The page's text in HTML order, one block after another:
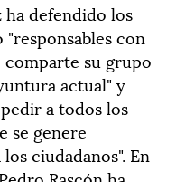
ha defendido los
"responsables con
su grupo
actual" y
a todos los
se genere
ciudadanos". En